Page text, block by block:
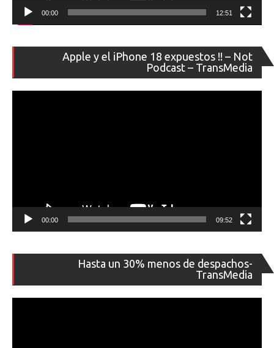
00:00 12:51
Apple y el iPhone 18 expuestos !! – Not
Podcast – TransMedia
de
00:00 09:52
Hasta un 30% menos de despachos-
TransMedia
de